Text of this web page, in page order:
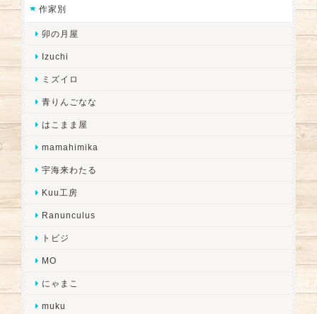
作家別
卯の月屋
Izuchi
ミズイロ
青りんごなな
はこまま屋
mamahimika
宇海来わたる
Kuu工房
Ranunculus
トビジ
MO
にゃまこ
muku